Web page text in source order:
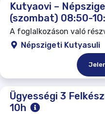
Kutyaovi –
(szombat) 08:50-
A foglalkozáson való
Népszigeti Kutyasuli
Ügyességi 3
10h